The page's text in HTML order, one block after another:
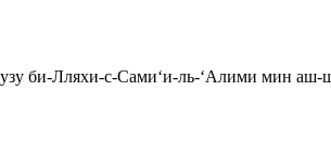
би-Лляхи-с-Сами‘и-ль-‘Алими мин